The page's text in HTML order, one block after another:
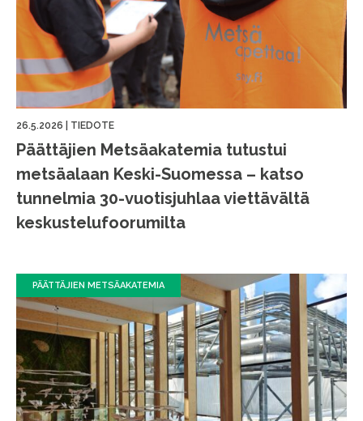
26.5.2026 TIEDOTE
Päättäjien Metsäakatemia tutustui
metsäalaan Keski-Suomessa – katso
tunnelmia 30-vuotisjuhlaa viettävältä
keskustelufoorumilta
PÄÄTTÄJIEN METSÄAKATEMIA